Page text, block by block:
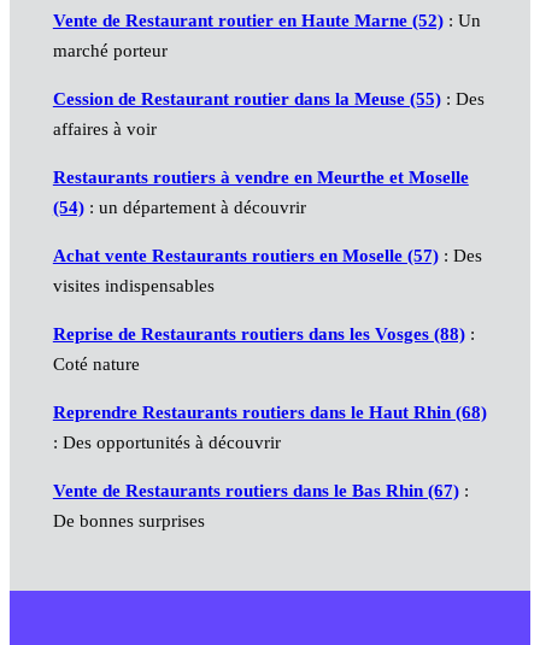
Vente de Restaurant routier en Haute Marne (52): Un
marché porteur
Cession de Restaurant routier dans la Meuse (55): Des
affaires à voir
Restaurants routiers à vendre en Meurthe et Moselle
(54): un département à découvrir
Achat vente Restaurants routiers en Moselle (57): Des
visites indispensables
Reprise de Restaurants routiers dans les Vosges (88):
Coté nature
Reprendre Restaurants routiers dans le Haut Rhin (68)
: Des opportunités à découvrir
Vente de Restaurants routiers dans le Bas Rhin (67):
De bonnes surprises